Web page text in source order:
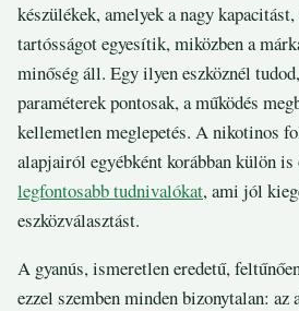
készülékek, amelyek a nagy
tartósságot egyesítik, miközben a
minőség áll. Egy ilyen eszköznél
paraméterek pontosak, a működés
kellemetlen meglepetés. A nikotinos
alapjairól egyébként korábban külön is
legfontosabb tudnivalókat, ami jól
eszközválasztást.
A gyanús, ismeretlen eredetű,
ezzel szemben minden bizonytalan: az